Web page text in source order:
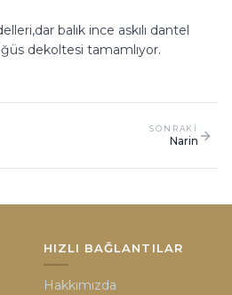
balık ince askılı dantel
dekoltesi tamamlıyor.
SONRAKI
Narin
HIZLI BAĞLANTILAR
Hakkımızda